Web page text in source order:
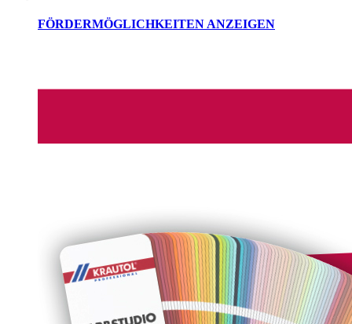
FÖRDERMÖGLICHKEITEN ANZEIGEN